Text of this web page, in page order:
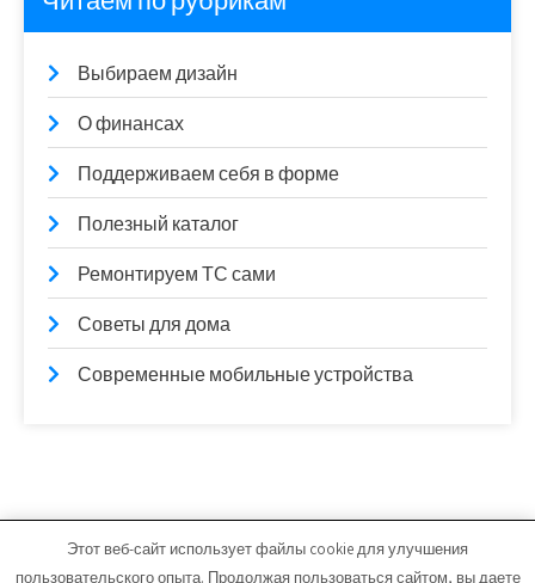
Выбираем дизайн
О финансах
Поддерживаем себя в форме
Полезный каталог
Ремонтируем ТС сами
Советы для дома
Современные мобильные устройства
lamintime.ru - Работает на WordPress
Этот веб-сайт использует файлы cookie для улучшения
пользовательского опыта. Продолжая пользоваться сайтом, вы даете